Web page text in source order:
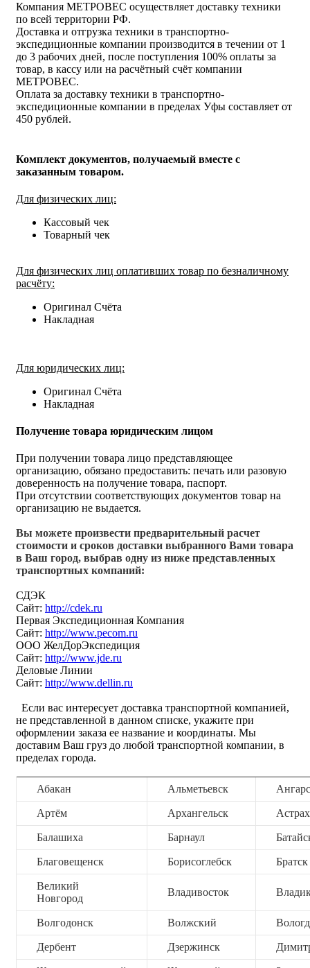
Компания МЕТРОВЕС осуществляет доставку техники
по всей территории РФ.
Доставка и отгрузка техники в транспортно-
экспедиционные компании производится в течении от 1
до 3 рабочих дней, после поступления 100% оплаты за
товар, в кассу или на расчётный счёт компании
МЕТРОВЕС.
Оплата за доставку техники в транспортно-
экспедиционные компании в пределах Уфы составляет от
450 рублей.
Комплект документов, получаемый вместе с
заказанным товаром.
Для физических лиц:
Кассовый чек
Товарный чек
Для физических лиц оплативших товар по безналичному
расчёту:
Оригинал Счёта
Накладная
Для юридических лиц:
Оригинал Счёта
Накладная
Получение товара юридическим лицом
При получении товара лицо представляющее
организацию, обязано предоставить: печать или разовую
доверенность на получение товара, паспорт.
При отсутствии соответствующих документов товар на
организацию не выдается.
Вы можете произвести предварительный расчет
стоимости и сроков доставки выбранного Вами товара
в Ваш город, выбрав одну из ниже представленных
транспортных компаний:
СДЭК
Сайт: http://cdek.ru
Первая Экспедиционная Компания
Сайт: http://www.pecom.ru
ООО ЖелДорЭкспедиция
Сайт: http://www.jde.ru
Деловые Линии
Сайт: http://www.dellin.ru
Если вас интересует доставка транспортной компанией,
не представленной в данном списке, укажите при
оформлении заказа ее название и координаты. Мы
доставим Ваш груз до любой транспортной компании, в
пределах города.
Абакан Альметьевск
Артём Архангельск
Балашиха Барнаул
Благовещенск Борисоглебск Братск
Великий
Новгород
Владивосток
Волгодонск Волжский
Дербент Дзержинск